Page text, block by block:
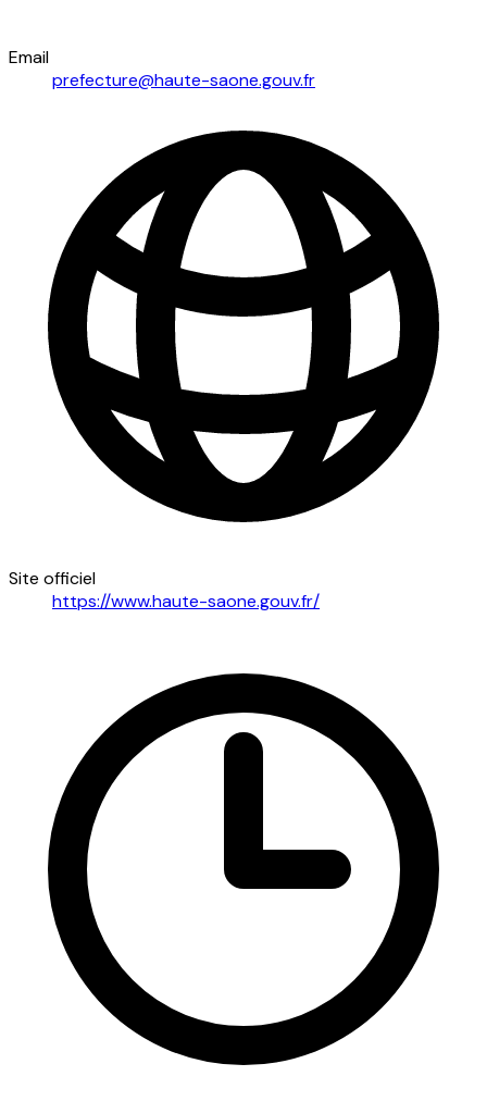
Email
prefecture@haute-saone.gouv.fr
Site officiel
https://www.haute-saone.gouv.fr/